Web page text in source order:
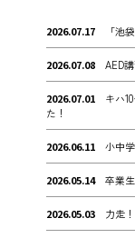
2026.07.17 「池
2026.07.08 AED
2026.07.01
キハ
た！
2026.06.11 小中
2026.05.14 卒業
2026.05.03 力走